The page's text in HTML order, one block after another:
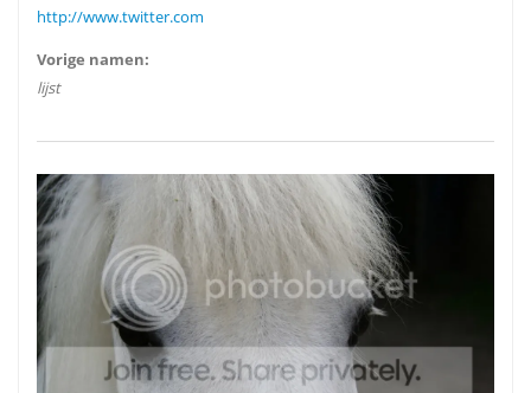
http://www.twitter.com
Vorige namen:
lijst